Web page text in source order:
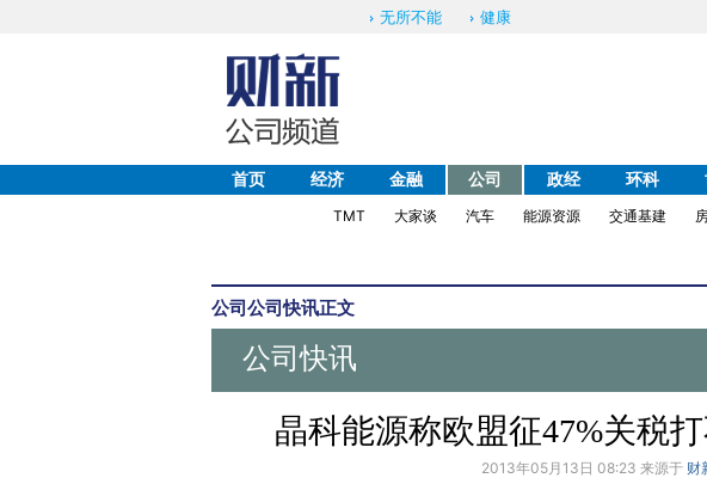
无所不能 健康
首页 经济 金融 公司 政经 环科
TMT
大家谈 汽车 能源资源 交通基建
公司公司快讯正文
公司快讯
晶科能源称欧盟征47%关税
2013年05月13日 08:23 来源于 财